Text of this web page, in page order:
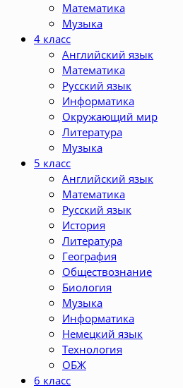
Математика
Музыка
4 класс
Английский язык
Математика
Русский язык
Информатика
Окружающий мир
Литература
Музыка
5 класс
Английский язык
Математика
Русский язык
История
Литература
География
Обществознание
Биология
Музыка
Информатика
Немецкий язык
Технология
ОБЖ
6 класс